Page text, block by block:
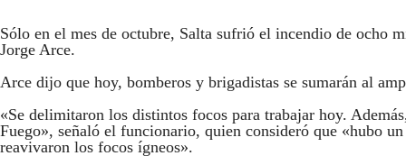
Sólo en el mes de octubre, Salta sufrió el incendio de ocho
Jorge Arce.
Arce dijo que hoy, bomberos y brigadistas se sumarán al
«Se delimitaron los distintos focos para trabajar hoy.
Fuego», señaló el funcionario, quien consideró que «hubo
reavivaron los focos ígneos».